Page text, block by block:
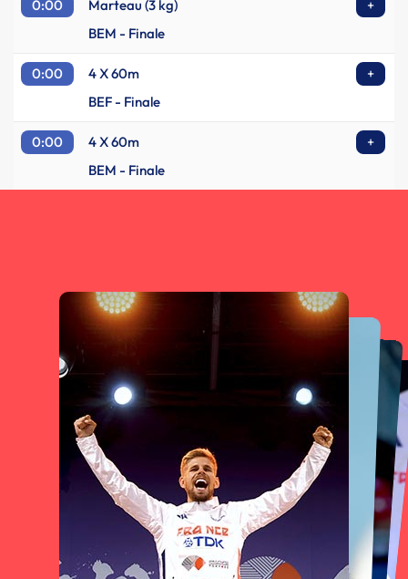
0:00 Marteau (3 kg)
+
BEM - Finale
0:00 4 X 60m
+
BEF - Finale
0:00 4 X 60m
+
BEM - Finale